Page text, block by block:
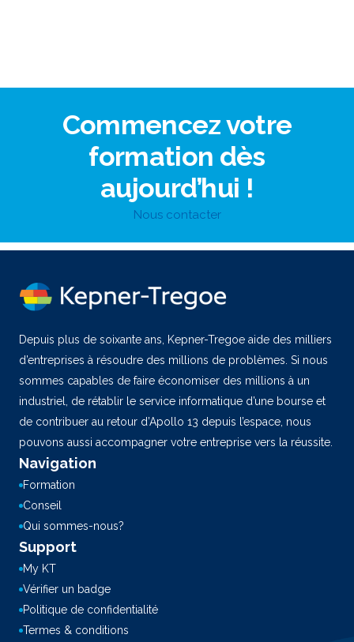
Commencez votre
formation dès
aujourd’hui !
Nous contacter
Depuis plus de soixante ans, Kepner-Tregoe aide des milliers
d’entreprises à résoudre des millions de problèmes. Si nous
sommes capables de faire économiser des millions à un
industriel, de rétablir le service informatique d’une bourse et
de contribuer au retour d’Apollo 13 depuis l’espace, nous
pouvons aussi accompagner votre entreprise vers la réussite.
Navigation
Formation
Conseil
Qui sommes-nous?
Support
My KT
Vérifier un badge
Politique de confidentialité
Termes & conditions